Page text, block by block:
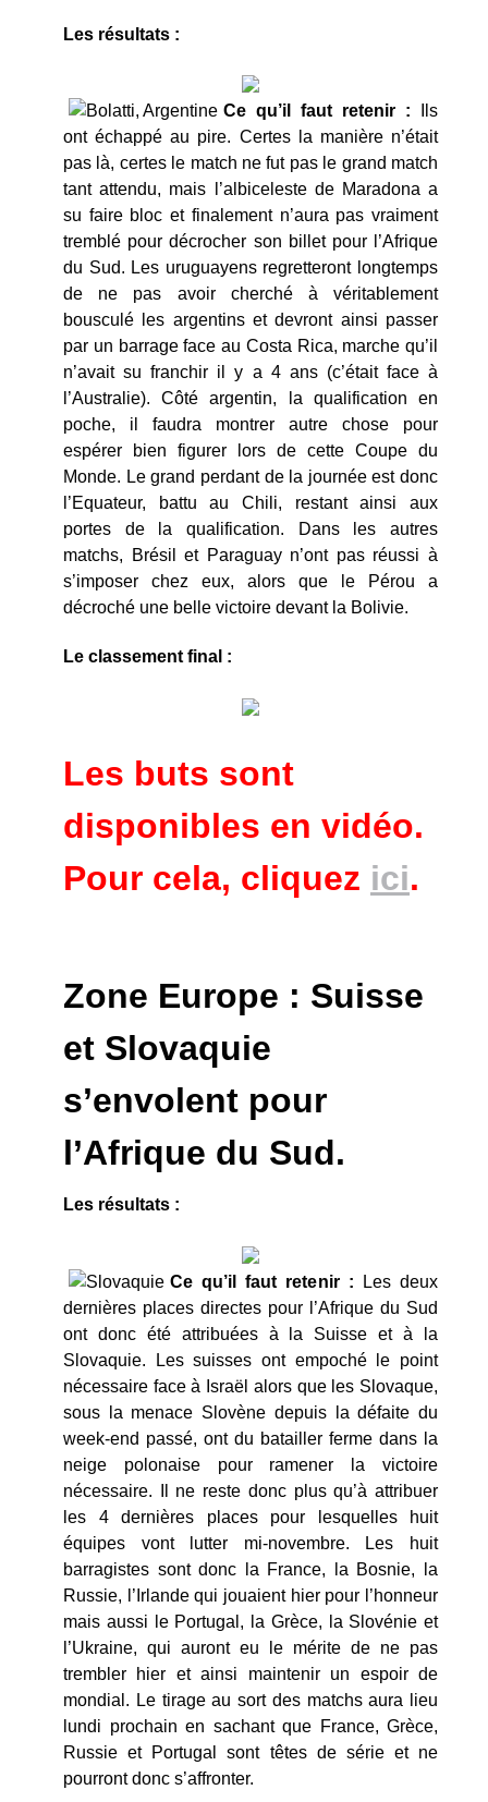
Les résultats :
Ce qu’il faut retenir : Ils
ont échappé au pire. Certes la manière n’était
pas là, certes le match ne fut pas le grand match
tant attendu, mais l’albiceleste de Maradona a
su faire bloc et finalement n’aura pas vraiment
tremblé pour décrocher son billet pour l’Afrique
du Sud. Les uruguayens regretteront longtemps
de ne pas avoir cherché à véritablement
bousculé les argentins et devront ainsi passer
par un barrage face au Costa Rica, marche qu’il
n’avait su franchir il y a 4 ans (c’était face à
l’Australie). Côté argentin, la qualification en
poche, il faudra montrer autre chose pour
espérer bien figurer lors de cette Coupe du
Monde. Le grand perdant de la journée est donc
l’Equateur, battu au Chili, restant ainsi aux
portes de la qualification. Dans les autres
matchs, Brésil et Paraguay n’ont pas réussi à
s’imposer chez eux, alors que le Pérou a
décroché une belle victoire devant la Bolivie.
Le classement final :
Les buts sont
disponibles en vidéo.
Pour cela, cliquez ici.
Zone Europe : Suisse
et Slovaquie
s’envolent pour
l’Afrique du Sud.
Les résultats :
Ce qu’il faut retenir :
Les deux
dernières places directes pour l’Afrique du Sud
ont donc été attribuées à la Suisse et à la
Slovaquie. Les suisses ont empoché le point
nécessaire face à Israël alors que les Slovaque,
sous la menace Slovène depuis la défaite du
week-end passé, ont du batailler ferme dans la
neige polonaise pour ramener la victoire
nécessaire. Il ne reste donc plus qu’à attribuer
les 4 dernières places pour lesquelles huit
équipes vont lutter mi-novembre. Les huit
barragistes sont donc la France, la Bosnie, la
Russie, l’Irlande qui jouaient hier pour l’honneur
mais aussi le Portugal, la Grèce, la Slovénie et
l’Ukraine, qui auront eu le mérite de ne pas
trembler hier et ainsi maintenir un espoir de
mondial. Le tirage au sort des matchs aura lieu
lundi prochain en sachant que France, Grèce,
Russie et Portugal sont têtes de série et ne
pourront donc s’affronter.